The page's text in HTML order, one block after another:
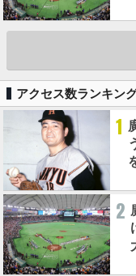
アクセス数ランキン
1
2